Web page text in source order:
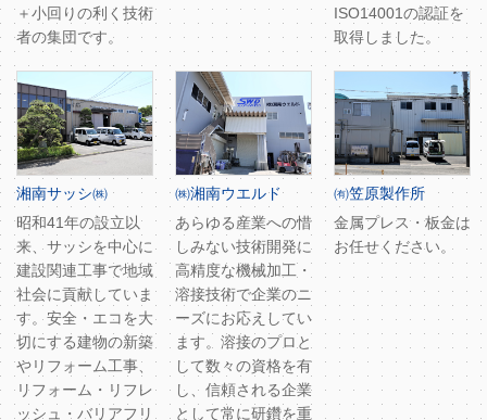
＋小回りの利く技術
者の集団です。
ISO14001の認証を
取得しました。
湘南サッシ㈱
昭和41年の設立以
来、サッシを中心に
建設関連工事で地域
社会に貢献していま
す。安全・エコを大
切にする建物の新築
やリフォーム工事、
リフォーム・リフレ
ッシュ・バリアフリ
㈱湘南ウエルド
あらゆる産業への惜
しみない技術開発に
高精度な機械加工・
溶接技術で企業のニ
ーズにお応えしてい
ます。溶接のプロと
して数々の資格を有
し、信頼される企業
として常に研鑽を重
㈲笠原製作所
金属プレス・板金は
お任せください。